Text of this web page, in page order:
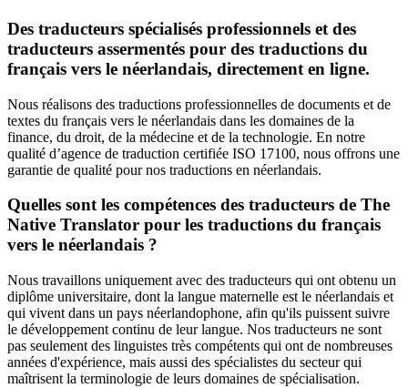
Des traducteurs spécialisés professionnels et des
traducteurs assermentés pour des traductions du
français vers le néerlandais, directement en ligne.
Nous réalisons des traductions professionnelles de documents et de
textes du français vers le néerlandais dans les domaines de la
finance, du droit, de la médecine et de la technologie. En notre
qualité d’agence de traduction certifiée ISO 17100, nous offrons une
garantie de qualité pour nos traductions en néerlandais.
Quelles sont les compétences des traducteurs de The
Native Translator pour les traductions du français
vers le néerlandais ?
Nous travaillons uniquement avec des traducteurs qui ont obtenu un
diplôme universitaire, dont la langue maternelle est le néerlandais et
qui vivent dans un pays néerlandophone, afin qu'ils puissent suivre
le développement continu de leur langue. Nos traducteurs ne sont
pas seulement des linguistes très compétents qui ont de nombreuses
années d'expérience, mais aussi des spécialistes du secteur qui
maîtrisent la terminologie de leurs domaines de spécialisation.